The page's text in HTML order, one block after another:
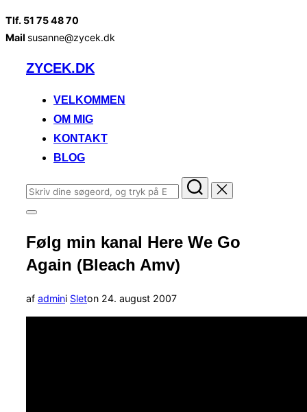
Tlf. 51 75 48 70
Mail susanne@zycek.dk
VidereZYCEK.DK
VELKOMMEN
OM MIG
KONTAKT
BLOG
Søg
efter:
Slå
i
sidekolonne
til/fra
Følg min kanal Here We Go
Again (Bleach Amv)
af admini Sleton Udgivet
d.
24. august 2007